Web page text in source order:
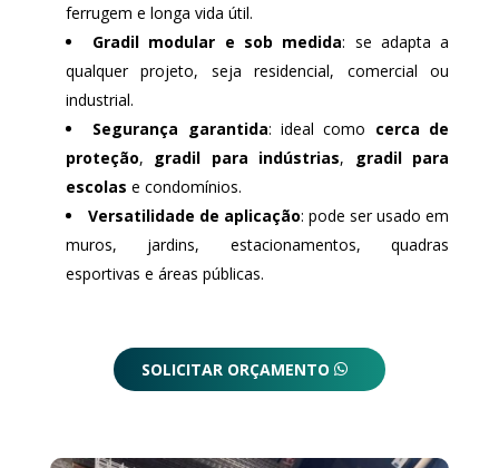
ferrugem e longa vida útil.
Gradil modular e sob medida: se adapta a
qualquer projeto, seja residencial, comercial ou
industrial.
Segurança garantida: ideal como cerca de
proteção, gradil para indústrias, gradil para
escolas e condomínios.
Versatilidade de aplicação: pode ser usado em
muros, jardins, estacionamentos, quadras
esportivas e áreas públicas.
SOLICITAR ORÇAMENTO